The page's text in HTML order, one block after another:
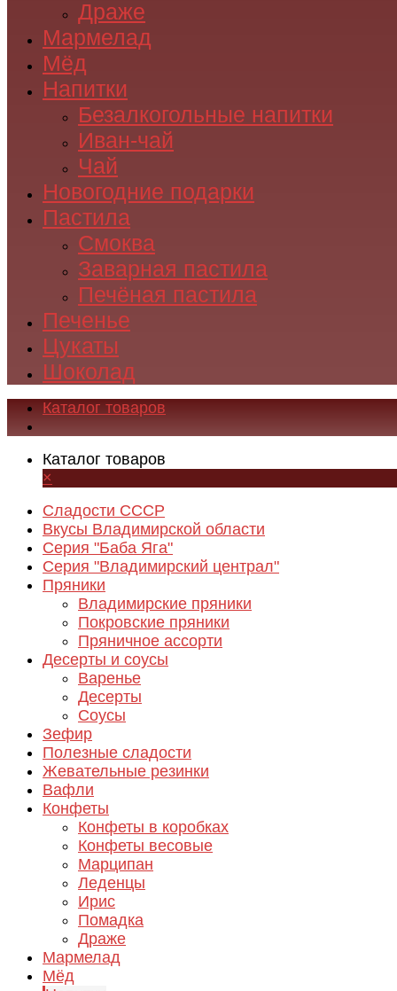
Драже
Мармелад
Мёд
Напитки
Безалкогольные напитки
Иван-чай
Чай
Новогодние подарки
Пастила
Смоква
Заварная пастила
Печёная пастила
Печенье
Цукаты
Шоколад
Каталог товаров
Каталог товаров
×
Сладости СССР
Вкусы Владимирской области
Серия "Баба Яга"
Серия "Владимирский централ"
Пряники
Владимирские пряники
Покровские пряники
Пряничное ассорти
Десерты и соусы
Варенье
Десерты
Соусы
Зефир
Полезные сладости
Жевательные резинки
Вафли
Конфеты
Конфеты в коробках
Конфеты весовые
Марципан
Леденцы
Ирис
Помадка
Драже
Мармелад
Мёд